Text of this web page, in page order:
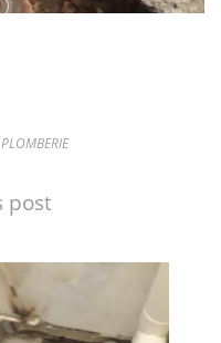
PLOMBERIE
post